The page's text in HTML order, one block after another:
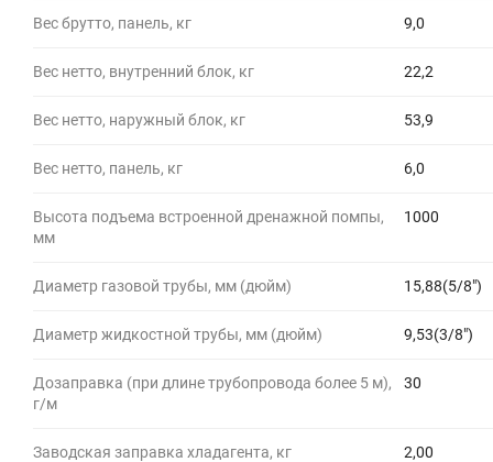
Вес брутто, панель, кг 9,0
Вес нетто, внутренний блок, кг 22,2
Вес нетто, наружный блок, кг 53,9
Вес нетто, панель, кг 6,0
Высота подъема встроенной дренажной помпы,
мм
1000
Диаметр газовой трубы, мм (дюйм) 15,88(5/8")
Диаметр жидкостной трубы, мм (дюйм) 9,53(3/8")
Дозаправка (при длине трубопровода более 5 м),
г/м
30
Заводская заправка хладагента, кг 2,00